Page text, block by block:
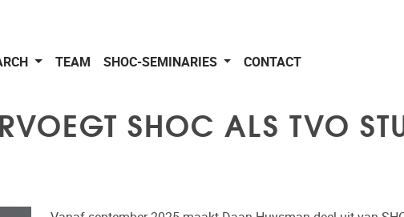
TEAM SHOC-SEMINARIES CONTACT
SHOC ALS TVO